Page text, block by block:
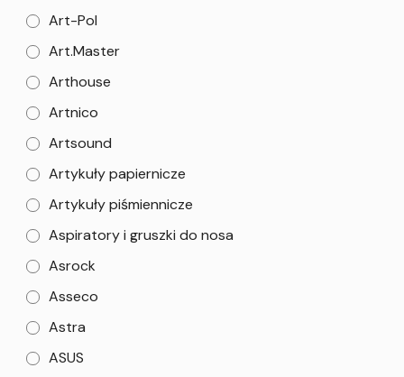
Art-Pol
Art.Master
Arthouse
Artnico
Artsound
Artykuły papiernicze
Artykuły piśmiennicze
Aspiratory i gruszki do nosa
Asrock
Asseco
Astra
ASUS